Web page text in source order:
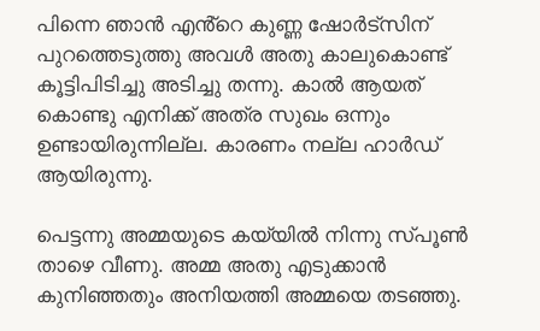
പിന്നെ ഞാൻ എൻ്റെ കുണ്ണ ഷോർട്സിന്
പുറത്തെടുത്തു അവൾ അതു കാലുകൊണ്ട്
കൂട്ടിപിടിച്ചു അടിച്ചു തന്നു. കാൽ ആയത്
കൊണ്ടു എനിക്ക് അത്ര സുഖം ഒന്നും
ഉണ്ടായിരുന്നില്ല. കാരണം നല്ല ഹാർഡ്
ആയിരുന്നു.
പെട്ടന്നു അമ്മയുടെ കയ്യിൽ നിന്നു സ്പൂൺ
താഴെ വീണു. അമ്മ അതു എടുക്കാൻ
കുനിഞ്ഞതും അനിയത്തി അമ്മയെ തടഞ്ഞു.